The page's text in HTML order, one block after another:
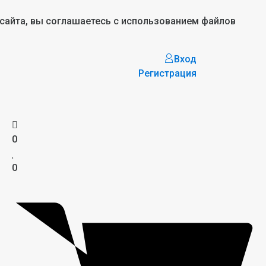
вы соглашаетесь с использованием файлов
Вход
Регистрация
0
0